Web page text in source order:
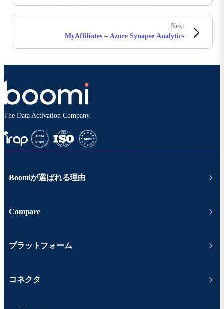
Next
MyAffiliates – Azure Synapse Analytics
The Data Activation Company.
Boomiが選ばれる理由
Compare
プラットフォーム
コネクタ